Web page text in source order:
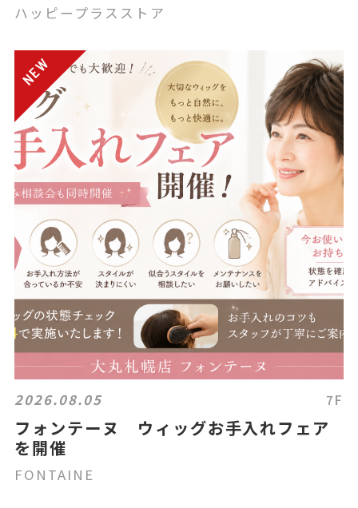
ハッピープラスストア
2026.08.05 7F
フォンテーヌ ウィッグお手入れフェア
を開催
FONTAINE